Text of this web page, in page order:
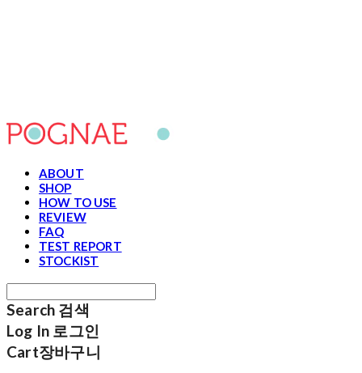
ABOUT
SHOP
HOW TO USE
REVIEW
FAQ
TEST REPORT
STOCKIST
Search 검색
Log In 로그인
Cart장바구니